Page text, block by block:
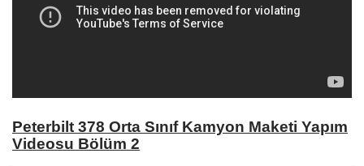
Peterbilt 378 Orta Sınıf Kamyon Maketi Yapım
Videosu Bölüm 2